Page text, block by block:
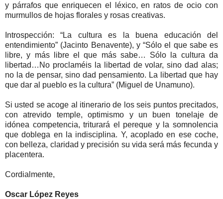
y párrafos que enriquecen el léxico, en ratos de ocio con
murmullos de hojas florales y rosas creativas.
Introspección: “La cultura es la buena educación del
entendimiento” (Jacinto Benavente), y “Sólo el que sabe es
libre, y más libre el que más sabe… Sólo la cultura da
libertad…No proclaméis la libertad de volar, sino dad alas;
no la de pensar, sino dad pensamiento. La libertad que hay
que dar al pueblo es la cultura” (Miguel de Unamuno).
Si usted se acoge al itinerario de los seis puntos precitados,
con atrevido temple, optimismo y un buen tonelaje de
idónea competencia, triturará el pereque y la somnolencia
que doblega en la indisciplina. Y, acoplado en ese coche,
con belleza, claridad y precisión su vida será más fecunda y
placentera.
Cordialmente,
Oscar López Reyes